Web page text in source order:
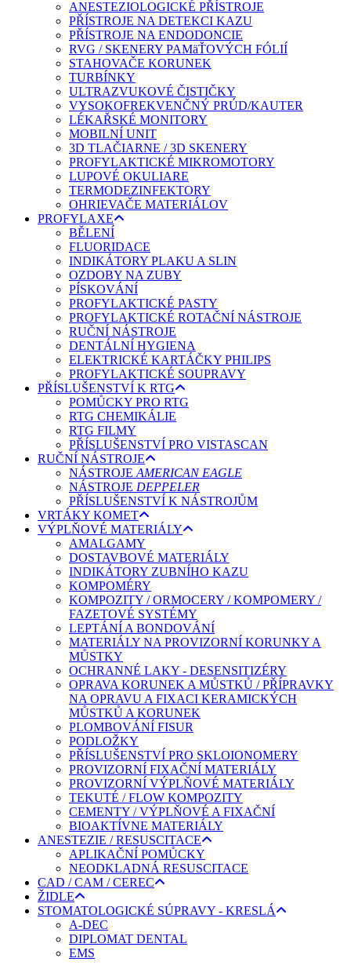
ANESTEZIOLOGICKÉ PŘÍSTROJE
PŘÍSTROJE NA DETEKCI KAZU
PŘÍSTROJE NA ENDODONCIE
RVG / SKENERY PAMäŤOVÝCH FÓLIÍ
STAHOVAČE KORUNEK
TURBÍNKY
ULTRAZVUKOVÉ ČISTIČKY
VYSOKOFREKVENČNÝ PRÚD/KAUTER
LÉKAŘSKÉ MONITORY
MOBILNÍ UNIT
3D TLAČIARNE / 3D SKENERY
PROFYLAKTICKÉ MIKROMOTORY
LUPOVÉ OKULIARE
TERMODEZINFEKTORY
OHRIEVAČE MATERIÁLOV
PROFYLAXE
BĚLENÍ
FLUORIDACE
INDIKÁTORY PLAKU A SLIN
OZDOBY NA ZUBY
PÍSKOVÁNÍ
PROFYLAKTICKÉ PASTY
PROFYLAKTICKÉ ROTAČNÍ NÁSTROJE
RUČNÍ NÁSTROJE
DENTÁLNÍ HYGIENA
ELEKTRICKÉ KARTÁČKY PHILIPS
PROFYLAKTICKÉ SOUPRAVY
PŘÍSLUŠENSTVÍ K RTG
POMŮCKY PRO RTG
RTG CHEMIKÁLIE
RTG FILMY
PŘÍSLUŠENSTVÍ PRO VISTASCAN
RUČNÍ NÁSTROJE
NÁSTROJE AMERICAN EAGLE
NÁSTROJE DEPPELER
PŘÍSLUŠENSTVÍ K NÁSTROJŮM
VRTÁKY KOMET
VÝPLŇOVÉ MATERIÁLY
AMALGAMY
DOSTAVBOVÉ MATERIÁLY
INDIKÁTORY ZUBNÍHO KAZU
KOMPOMÉRY
KOMPOZITY / ORMOCERY / KOMPOMERY /
FAZETOVÉ SYSTÉMY
LEPTÁNÍ A BONDOVÁNÍ
MATERIÁLY NA PROVIZORNÍ KORUNKY A
MŮSTKY
OCHRANNÉ LAKY - DESENSITIZÉRY
OPRAVA KORUNEK A MŮSTKŮ / PŘÍPRAVKY
NA OPRAVU A FIXACI KERAMICKÝCH
MŮSTKŮ A KORUNEK
PLOMBOVÁNÍ FISUR
PODLOŽKY
PŘÍSLUŠENSTVÍ PRO SKLOIONOMERY
PROVIZORNÍ FIXAČNÍ MATERIÁLY
PROVIZORNÍ VÝPLŇOVÉ MATERIÁLY
TEKUTÉ / FLOW KOMPOZITY
CEMENTY / VÝPLŇOVÉ A FIXAČNÍ
BIOAKTÍVNE MATERIÁLY
ANESTEZIE / RESUSCITACE
APLIKAČNÍ POMŮCKY
NEODKLADNÁ RESUSCITACE
CAD / CAM / CEREC
ŽIDLE
STOMATOLOGICKÉ SÚPRAVY - KRESLÁ
A-DEC
DIPLOMAT DENTAL
EMS